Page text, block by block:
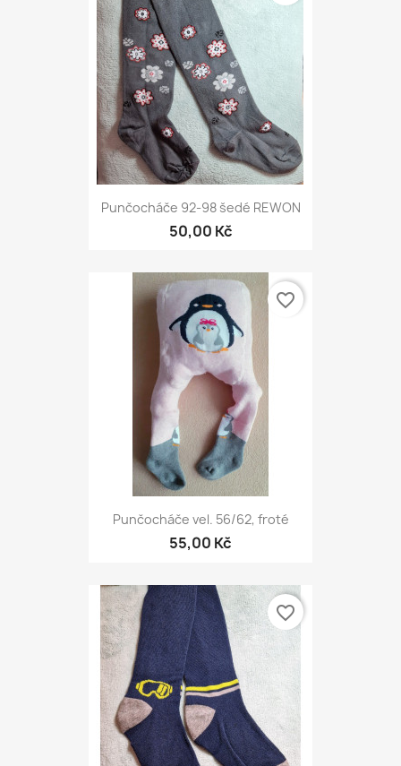
Punčocháče 92-98 šedé REWON
50,00 Kč
Punčocháče vel. 56/62, froté
55,00 Kč
favorite_border
favorite_border